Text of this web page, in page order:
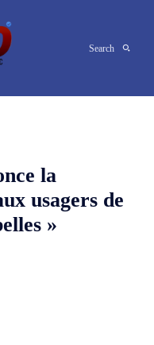
Search
la
usagers de
»